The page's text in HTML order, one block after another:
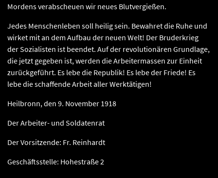
Mordens verabscheuen wir neues Blutvergießen.
Jedes Menschenleben soll heilig sein. Bewahret die Ruhe und
wirket mit an dem Aufbau der neuen Welt! Der Bruderkrieg
der Sozialisten ist beendet. Auf der revolutionären Grundlage,
die jetzt gegeben ist, werden die Arbeitermassen zur Einheit
zurückgeführt. Es lebe die Republik! Es lebe der Friede! Es
lebe die schaffende Arbeit aller Werktätigen!
Heilbronn, den 9. November 1918
Der Arbeiter- und Soldatenrat
Der Vorsitzende: Fr. Reinhardt
Geschäftsstelle: Hohestraße 2